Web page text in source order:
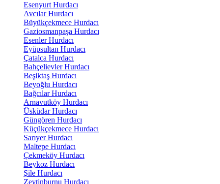
Esenyurt Hurdacı
Avcılar Hurdacı
Büyükçekmece Hurdacı
Gaziosmanpaşa Hurdacı
Esenler Hurdacı
Eyüpsultan Hurdacı
Çatalca Hurdacı
Bahçelievler Hurdacı
Beşiktaş Hurdacı
Beyoğlu Hurdacı
Bağcılar Hurdacı
Arnavutköy Hurdacı
Üsküdar Hurdacı
Güngören Hurdacı
Küçükçekmece Hurdacı
Sarıyer Hurdacı
Maltepe Hurdacı
Çekmeköy Hurdacı
Beykoz Hurdacı
Şile Hurdacı
Zeytinburnu Hurdacı